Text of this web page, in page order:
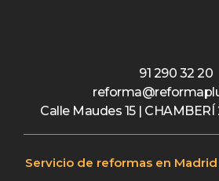
91 290 32 20
Calle Maudes 15 |
Servicio de reformas en Madrid